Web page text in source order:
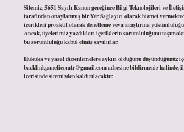
Sitemiz, 5651 Sayılı Kanun gereğince Bilgi Teknolojileri ve
tarafından onaylanmış bir Yer Sağlayıcı olarak hizmet
içerikleri proaktif olarak denetleme veya araştırma
Ancak, üyelerimiz yazdıkları içeriklerin sorumluluğunu
bu sorumluluğu kabul etmiş sayılırlar.
Hukuka ve yasal düzenlemelere aykırı olduğunu düşündüğünüz
backlinkpanelicomtr@gmail.comadresine bildirmeniz halinde,
içerisinde sitemizden kaldırılacaktır.